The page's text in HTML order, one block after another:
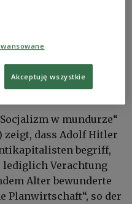
w mundurze“
zeigt, dass Adolf Hitler
begriff,
Verachtung
Alter bewunderte
Planwirtschaft“, so der
Akceptuję wszystkie